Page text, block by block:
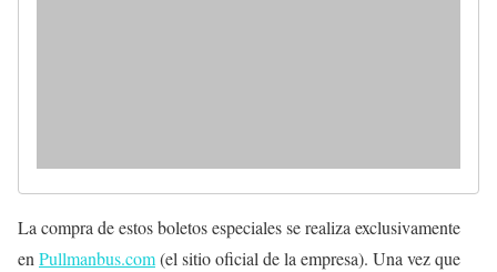
La compra de estos boletos especiales se realiza exclusivamente
en Pullmanbus.com(el sitio oficial de la empresa). Una vez que